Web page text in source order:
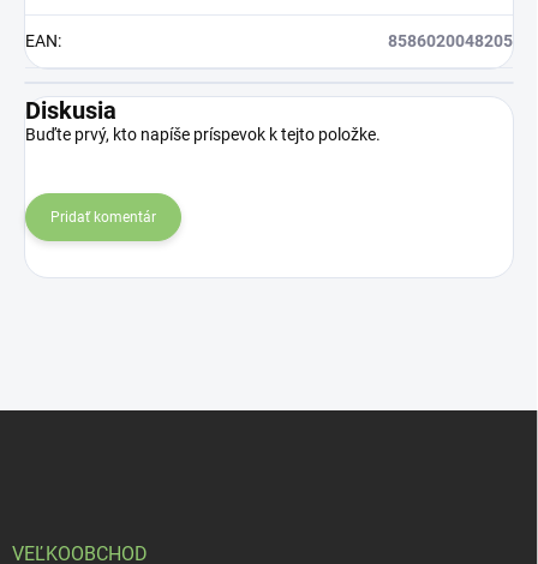
EAN: 8586020048205
Diskusia
Buďte prvý, kto napíše príspevok k tejto položke.
Pridať komentár
VEĽKOOBCHOD